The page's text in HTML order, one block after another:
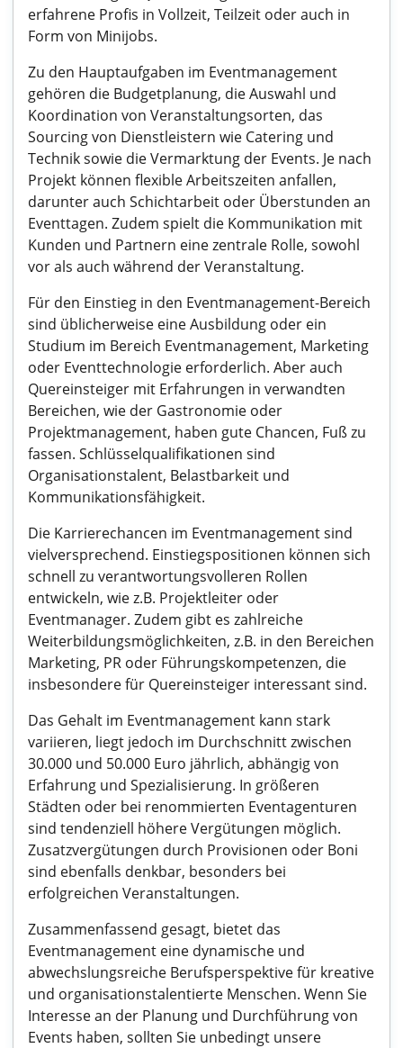
erfahrene Profis in Vollzeit, Teilzeit oder auch in
Form von Minijobs.
Zu den Hauptaufgaben im Eventmanagement
gehören die Budgetplanung, die Auswahl und
Koordination von Veranstaltungsorten, das
Sourcing von Dienstleistern wie Catering und
Technik sowie die Vermarktung der Events. Je nach
Projekt können flexible Arbeitszeiten anfallen,
darunter auch Schichtarbeit oder Überstunden an
Eventtagen. Zudem spielt die Kommunikation mit
Kunden und Partnern eine zentrale Rolle, sowohl
vor als auch während der Veranstaltung.
Für den Einstieg in den Eventmanagement-Bereich
sind üblicherweise eine Ausbildung oder ein
Studium im Bereich Eventmanagement, Marketing
oder Eventtechnologie erforderlich. Aber auch
Quereinsteiger mit Erfahrungen in verwandten
Bereichen, wie der Gastronomie oder
Projektmanagement, haben gute Chancen, Fuß zu
fassen. Schlüsselqualifikationen sind
Organisationstalent, Belastbarkeit und
Kommunikationsfähigkeit.
Die Karrierechancen im Eventmanagement sind
vielversprechend. Einstiegspositionen können sich
schnell zu verantwortungsvolleren Rollen
entwickeln, wie z.B. Projektleiter oder
Eventmanager. Zudem gibt es zahlreiche
Weiterbildungsmöglichkeiten, z.B. in den Bereichen
Marketing, PR oder Führungskompetenzen, die
insbesondere für Quereinsteiger interessant sind.
Das Gehalt im Eventmanagement kann stark
variieren, liegt jedoch im Durchschnitt zwischen
30.000 und 50.000 Euro jährlich, abhängig von
Erfahrung und Spezialisierung. In größeren
Städten oder bei renommierten Eventagenturen
sind tendenziell höhere Vergütungen möglich.
Zusatzvergütungen durch Provisionen oder Boni
sind ebenfalls denkbar, besonders bei
erfolgreichen Veranstaltungen.
Zusammenfassend gesagt, bietet das
Eventmanagement eine dynamische und
abwechslungsreiche Berufsperspektive für kreative
und organisationstalentierte Menschen. Wenn Sie
Interesse an der Planung und Durchführung von
Events haben, sollten Sie unbedingt unsere